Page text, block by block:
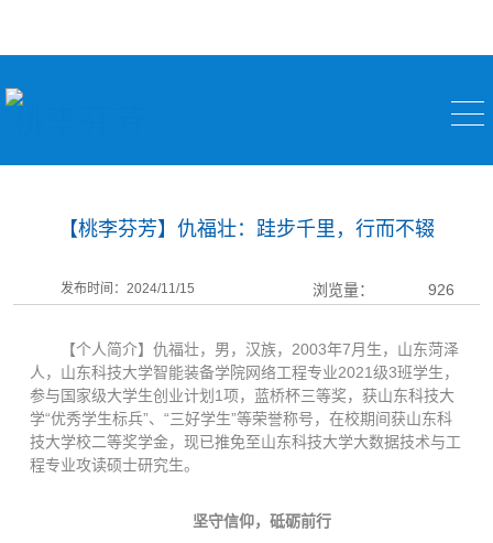
【桃李芬芳】仇福壮：跬步千里，行而不辍
发布时间：2024/11/15 浏览量： 926
【个人简介】仇福壮，男，汉族，2003年7月生，山东菏泽
人，山东科技大学智能装备学院网络工程专业2021级3班学生，
参与国家级大学生创业计划1项，蓝桥杯三等奖，获山东科技大
学“优秀学生标兵”、“三好学生”等荣誉称号，在校期间获山东科
技大学校二等奖学金，现已推免至山东科技大学大数据技术与工
程专业攻读硕士研究生。
坚守信仰，砥砺前行